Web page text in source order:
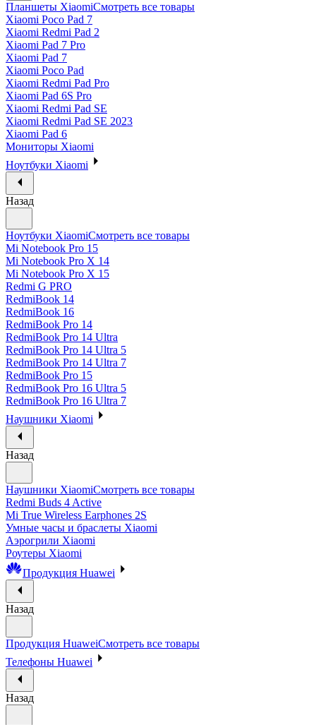
Планшеты XiaomiСмотреть все товары
Xiaomi Poco Pad 7
Xiaomi Redmi Pad 2
Xiaomi Pad 7 Pro
Xiaomi Pad 7
Xiaomi Poco Pad
Xiaomi Redmi Pad Pro
Xiaomi Pad 6S Pro
Xiaomi Redmi Pad SE
Xiaomi Redmi Pad SE 2023
Xiaomi Pad 6
Мониторы Xiaomi
Ноутбуки Xiaomi
Назад
Ноутбуки XiaomiСмотреть все товары
Mi Notebook Pro 15
Mi Notebook Pro X 14
Mi Notebook Pro X 15
Redmi G PRO
RedmiBook 14
RedmiBook 16
RedmiBook Pro 14
RedmiBook Pro 14 Ultra
RedmiBook Pro 14 Ultra 5
RedmiBook Pro 14 Ultra 7
RedmiBook Pro 15
RedmiBook Pro 16 Ultra 5
RedmiBook Pro 16 Ultra 7
Наушники Xiaomi
Назад
Наушники XiaomiСмотреть все товары
Redmi Buds 4 Active
Mi True Wireless Earphones 2S
Умные часы и браслеты Xiaomi
Аэрогрили Xiaomi
Роутеры Xiaomi
Продукция Huawei
Назад
Продукция HuaweiСмотреть все товары
Телефоны Huawei
Назад